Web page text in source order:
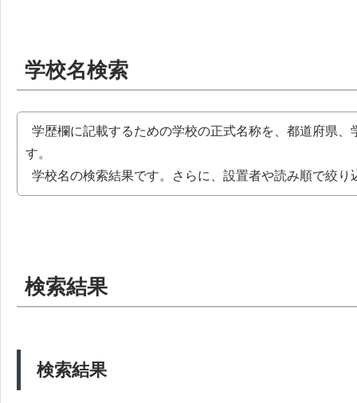
学校名検索
学歴欄に記載するための学校の正式名称を、都道府県
す。
学校名の検索結果です。さらに、設置者や読み順で絞り
検索結果
検索結果